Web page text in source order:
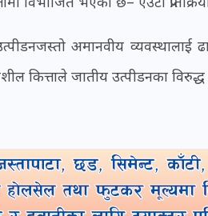
अमानवीय व्यवस्थालाई
कित्ताले जातीय उत्पीडनका